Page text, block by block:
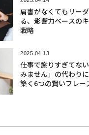
肩書がなくてもリー
る、影響力ベースの
戦略
2025.04.13
仕事で謝りすぎてな
みません」の代わり
築く6つの賢いフレー